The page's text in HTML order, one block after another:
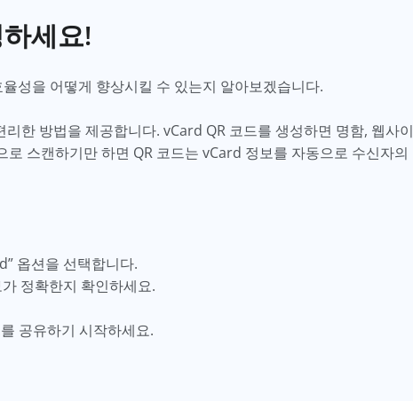
세요!
성을 어떻게 향상시킬 수 있는지 알아보겠습니다.
한 방법을 제공합니다. vCard QR 코드를 생성하면 명함, 웹사이
스캔하기만 하면 QR 코드는 vCard 정보를 자동으로 수신자의
옵션을 선택합니다.
정확한지 확인하세요.
공유하기 시작하세요.